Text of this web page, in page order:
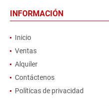
INFORMACIÓN
Inicio
Ventas
Alquiler
Contáctenos
Políticas de privacidad